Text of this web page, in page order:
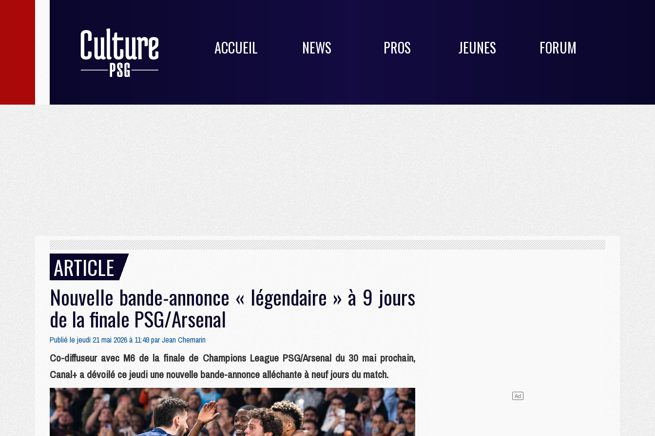
ACCUEIL NEWS PROS JEUNES FORUM
ARTICLE
Nouvelle bande-annonce « légendaire » à 9 jours
de la finale PSG/Arsenal
Publié le jeudi 21 mai 2026 à 11:49 parJean Chemarin
Co-diffuseur avec M6 de la finale de Champions League PSG/Arsenal du 30 mai prochain,
Canal+ a dévoilé ce jeudi une nouvelle bande-annonce alléchante à neuf jours du match.